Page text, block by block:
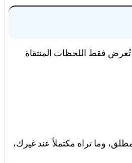
تُعرض فقط اللحظات المنتقاة
بعدل مطلق، وما تراه مكتملاً عند غيرك،